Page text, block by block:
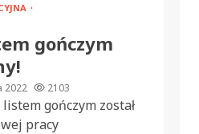
gończym
2022 2103
gończym został
pracy